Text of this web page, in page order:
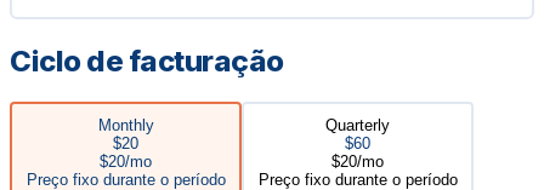
Ciclo de facturação
Monthly
$20
$20/mo
Preço fixo durante o período
Quarterly
$60
$20/mo
Preço fixo durante o período